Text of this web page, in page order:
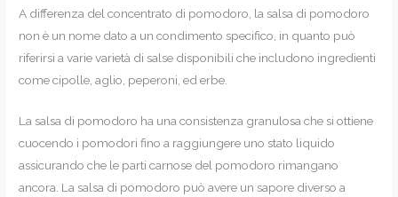
A differenza del concentrato di pomodoro, la salsa di pomodoro
non è un nome dato a un condimento specifico, in quanto può
riferirsi a varie varietà di salse disponibili che includono ingredienti
come cipolle, aglio, peperoni, ed erbe.
La salsa di pomodoro ha una consistenza granulosa che si ottiene
cuocendo i pomodori fino a raggiungere uno stato liquido
assicurando che le parti carnose del pomodoro rimangano
ancora. La salsa di pomodoro può avere un sapore diverso a